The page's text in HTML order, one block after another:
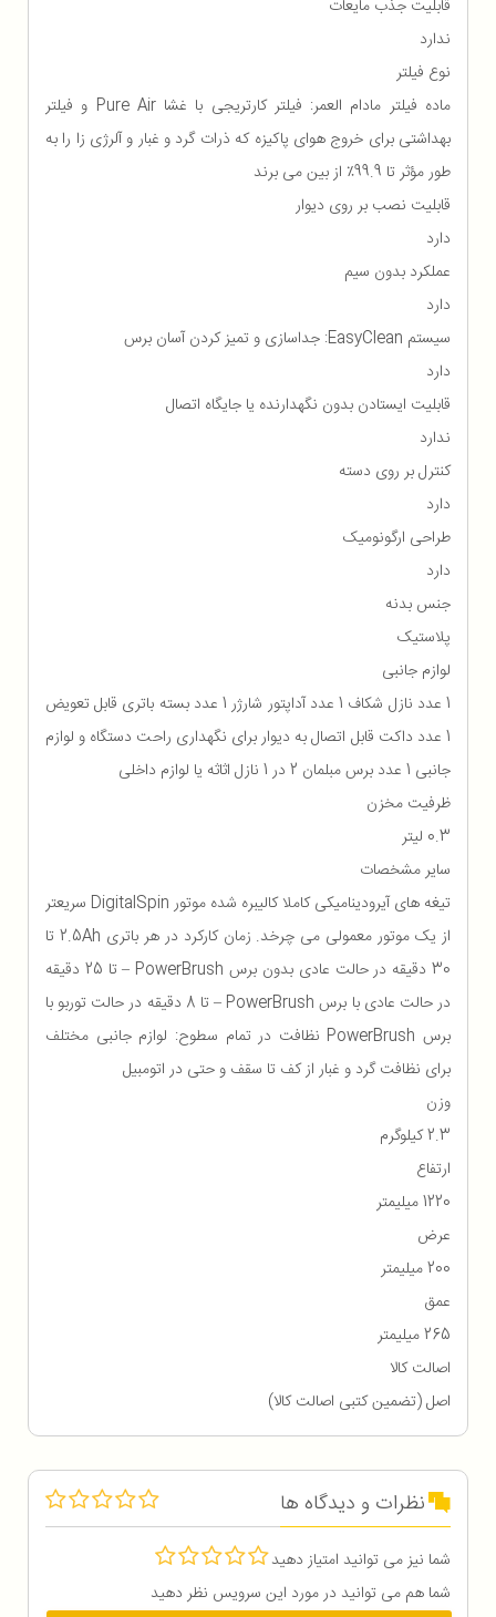
قابلیت جذب مایعات
ندارد
نوع فیلتر
ماده فیلتر مادام العمر: فیلتر کارتریجی با غشا Pure Air و فیلتر
بهداشتی برای خروج هوای پاکیزه که ذرات گرد و غبار و آلرژی زا را به
طور مؤثر تا 99.9٪ از بین می برند
قابلیت نصب بر روی دیوار
دارد
عملکرد بدون سیم
دارد
سیستم EasyClean: جداسازی و تمیز کردن آسان برس
دارد
قابلیت ایستادن بدون نگهدارنده یا جایگاه اتصال
ندارد
کنترل بر روی دسته
دارد
طراحی ارگونومیک
دارد
جنس بدنه
پلاستیک
لوازم جانبی
1 عدد نازل شکاف 1 عدد آداپتور شارژر 1 عدد بسته باتری قابل تعویض
1 عدد داکت قابل اتصال به دیوار برای نگهداری راحت دستگاه و لوازم
جانبی 1 عدد برس مبلمان 2 در 1 نازل اثاثه یا لوازم داخلی
ظرفیت مخزن
0.3 لیتر
سایر مشخصات
تیغه های آیرودینامیکی کاملا کالیبره شده موتور DigitalSpin سریعتر
از یک موتور معمولی می چرخد. زمان کارکرد در هر باتری 2.5Ah تا
30 دقیقه در حالت عادی بدون برس PowerBrush – تا 25 دقیقه
در حالت عادی با برس PowerBrush – تا 8 دقیقه در حالت توربو با
برس PowerBrush نظافت در تمام سطوح: لوازم جانبی مختلف
برای نظافت گرد و غبار از کف تا سقف و حتی در اتومبیل
وزن
2.3 کیلوگرم
ارتفاع
1220 میلیمتر
عرض
200 میلیمتر
عمق
265 میلیمتر
اصالت کالا
اصل (تضمین کتبی اصالت کالا)
نظرات و دیدگاه ها
شما نیز می توانید امتیاز دهید
شما هم می توانید در مورد این سرویس نظر دهید